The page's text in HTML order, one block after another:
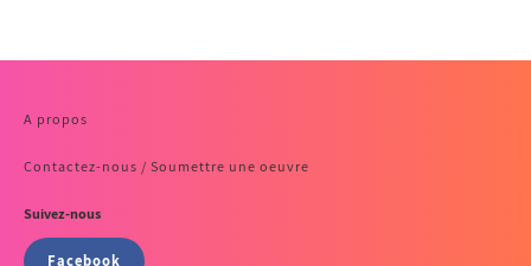
A propos
Contactez-nous / Soumettre une oeuvre
Suivez-nous
Facebook